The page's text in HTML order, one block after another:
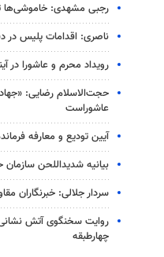
رجبی مشهدی: خاموشی‌ها تا ۲ هفته آینده به حداقل
ناصری: اقدامات پلیس در
رویداد محرم و عاشورا در
حجت‌الاسلام رضایی:
عاشوراست
آیین تودیع و معارفه
بیانیه شدیداللحن
سردار جلالی: خبرنگاران
چهارطبقه